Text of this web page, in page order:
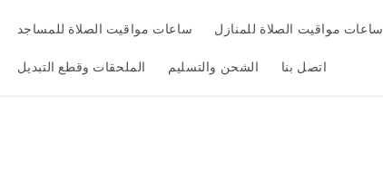
ساعات مواقيت الصلاة للمساجد ساعات مواقيت الصلاة للمنازل
الملحقات وقطع التبديل الشحن والتسليم اتصل بنا